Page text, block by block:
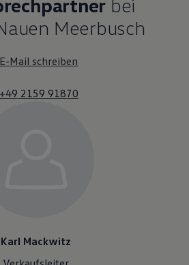
bei
Meerbusch
E-Mail schreiben
+49 2159 91870
Karl Mackwitz